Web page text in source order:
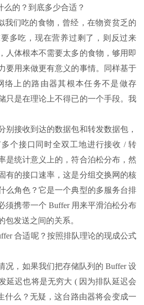
么的？到底多少合适？
我们吃的食物，曾经，在物资贫乏的
多吃，现在营养过剩了，则反过来
人体根本不需要太多的食物，够用即
要用来做更有意义的事情。同样基于
络上的路由器其根本任务不是做存
只是在理论上不得已的一个手段。我
别接收到达的数据包和转发数据包，
个接口同时全双工地进行接收 / 转
是统计意义上的，符合泊松分布，然
有的接口速率，这是分组交换网的核
么角色？它是一个典型的多服务台排
须携带一个 Buffer 用来平滑泊松分布
包发送之间的关系。
合适呢？按照排队理论的现成公式
况，如果我们把存储队列的 Buffer 设
延迟也将是无穷大 ( 因为排队延迟会
什么？无疑，这台路由器将会变成一